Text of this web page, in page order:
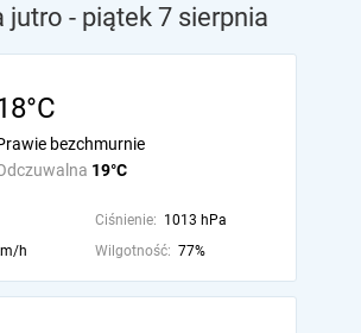
jutro - piątek 7 sierpnia
19°C
bezchmurnie
Ciśnienie: 1013 hPa
h Wilgotność: 77%